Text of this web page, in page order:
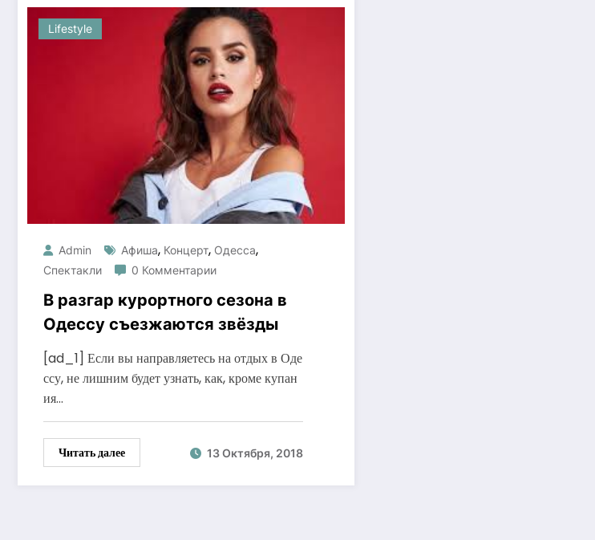
Lifestyle
Admin Афиша, Концерт, Одесса,
Спектакли 0 Комментарии
В разгар курортного сезона в
Одессу съезжаются звёзды
[ad_1] Если вы направляетесь на отдых в Оде
ссу, не лишним будет узнать, как, кроме купан
ия…
Читать далее 13 Октября, 2018